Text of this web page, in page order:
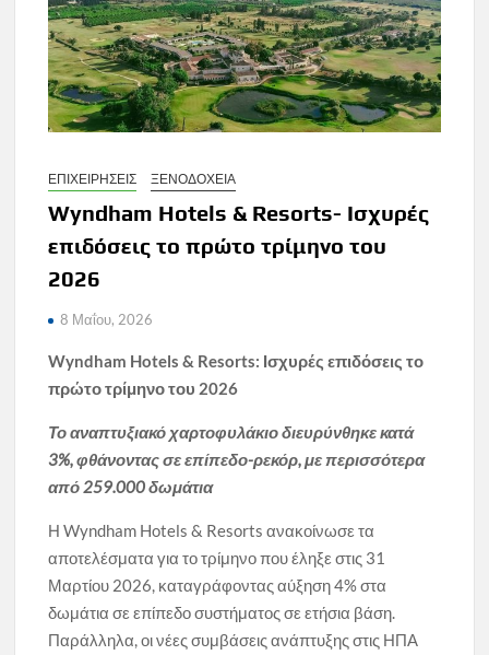
ΕΠΙΧΕΙΡΗΣΕΙΣ ΞΕΝΟΔΟΧΕΙΑ
Wyndham Hotels & Resorts- Ισχυρές
επιδόσεις το πρώτο τρίμηνο του
2026
8 Μαΐου, 2026
Wyndham Hotels & Resorts: Ισχυρές επιδόσεις το
πρώτο τρίμηνο του 2026
Το αναπτυξιακό χαρτοφυλάκιο διευρύνθηκε κατά
3%, φθάνοντας σε επίπεδο-ρεκόρ, με περισσότερα
από 259.000 δωμάτια
Η Wyndham Hotels & Resorts ανακοίνωσε τα
αποτελέσματα για το τρίμηνο που έληξε στις 31
Μαρτίου 2026, καταγράφοντας αύξηση 4% στα
δωμάτια σε επίπεδο συστήματος σε ετήσια βάση.
Παράλληλα, οι νέες συμβάσεις ανάπτυξης στις ΗΠΑ